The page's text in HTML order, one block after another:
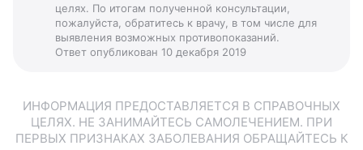
целях. По итогам полученной консультации,
пожалуйста, обратитесь к врачу, в том числе для
выявления возможных противопоказаний.
Ответ опубликован 10 декабря 2019
ИНФОРМАЦИЯ ПРЕДОСТАВЛЯЕТСЯ В СПРАВОЧНЫХ
ЦЕЛЯХ. НЕ ЗАНИМАЙТЕСЬ САМОЛЕЧЕНИЕМ. ПРИ
ПЕРВЫХ ПРИЗНАКАХ ЗАБОЛЕВАНИЯ ОБРАЩАЙТЕСЬ К